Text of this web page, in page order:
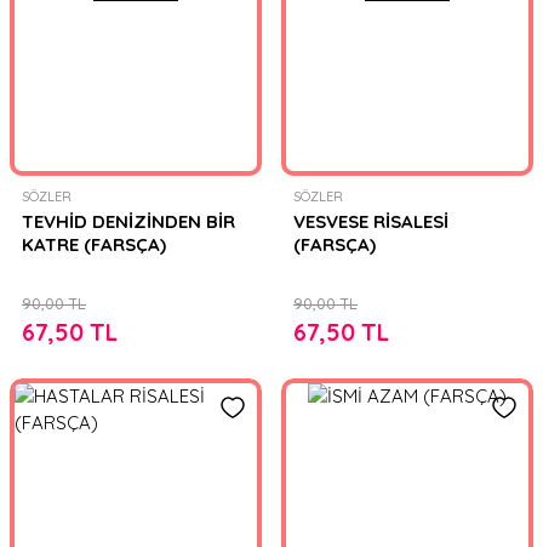
SÖZLER
TEVHİD DENİZİNDEN BİR
KATRE (FARSÇA)
67,50 TL
90,00 TL
SÖZLER
VESVESE RİSALESİ
(FARSÇA)
67,50 TL
90,00 TL